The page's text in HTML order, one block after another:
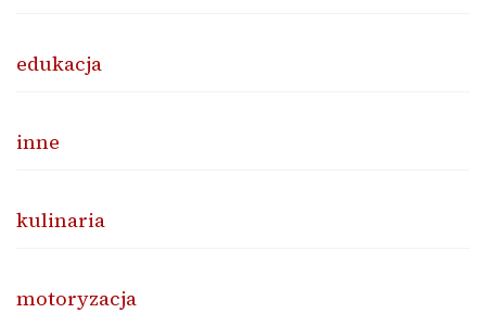
edukacja
inne
kulinaria
motoryzacja